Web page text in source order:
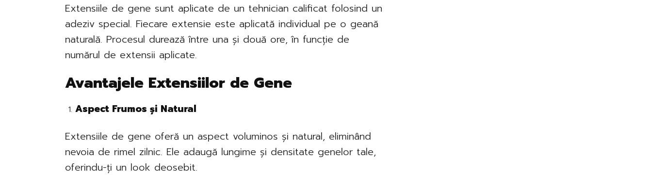
Extensiile de gene sunt aplicate de un tehnician calificat folosind un
adeziv special. Fiecare extensie este aplicată individual pe o geană
naturală. Procesul durează între una și două ore, în funcție de
numărul de extensii aplicate.
Avantajele Extensiilor de Gene
Aspect Frumos și Natural
Extensiile de gene oferă un aspect voluminos și natural, eliminând
nevoia de rimel zilnic. Ele adaugă lungime și densitate genelor tale,
oferindu-ți un look deosebit.